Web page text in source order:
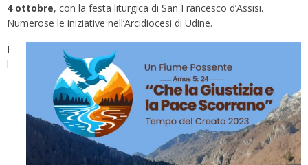
4 ottobre, con la festa liturgica di San Francesco d’Assisi.
Numerose le iniziative nell’Arcidiocesi di Udine.
I
l